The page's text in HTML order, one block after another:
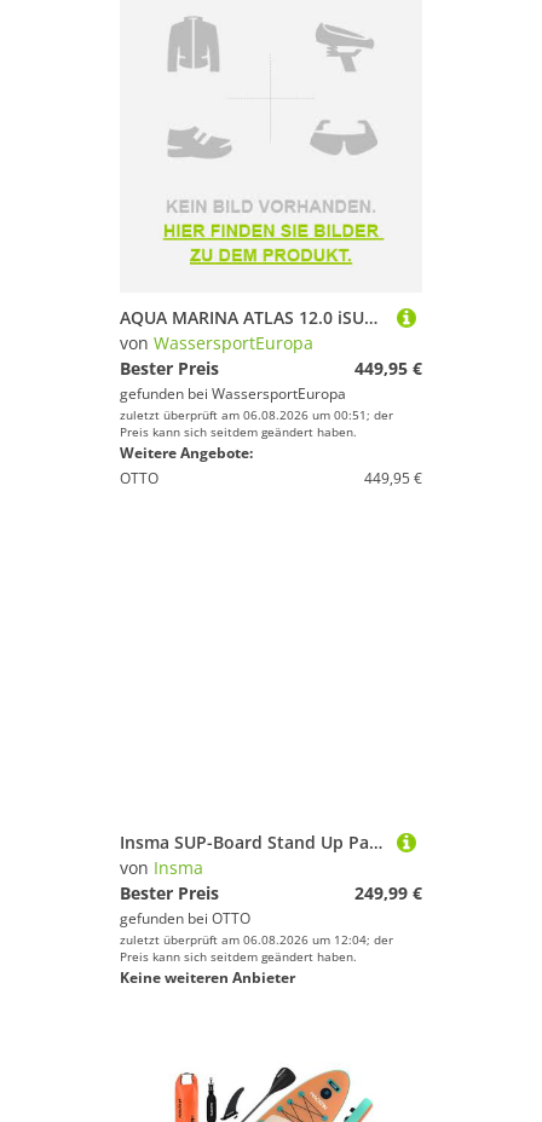
AQUA MARINA ATLAS 12.0 iSUP Board Set aufblasbar Stand Up Paddle SUP Kajakpaddel
von WassersportEuropa
Bester Preis
449,95 €
gefunden bei WassersportEuropa
zuletzt überprüft am 06.08.2026 um 00:51; der
Preis kann sich seitdem geändert haben.
Weitere Angebote:
OTTO
449,95 €
Insma SUP-Board Stand Up Paddle 335cm aufblasbar mit Fußpedal, bis 200 kg, Ultra leicht, für 1-2 Personen, Touring Allround Paddleboard
von Insma
Bester Preis
249,99 €
gefunden bei OTTO
zuletzt überprüft am 06.08.2026 um 12:04; der
Preis kann sich seitdem geändert haben.
Keine weiteren Anbieter